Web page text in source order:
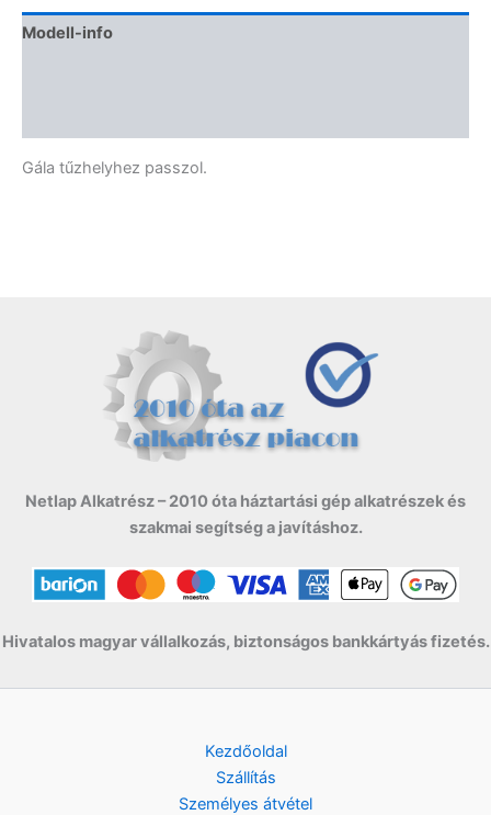
Modell-info
Gála tűzhelyhez passzol.
Netlap Alkatrész – 2010 óta háztartási gép alkatrészek és
szakmai segítség a javításhoz.
Hivatalos magyar vállalkozás, biztonságos bankkártyás fizetés.
Kezdőoldal
Szállítás
Személyes átvétel